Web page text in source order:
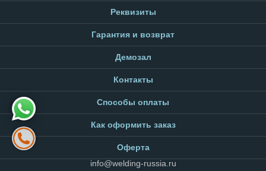
Реквизиты
Гарантия и возврат
Демозал
Контакты
Способы оплаты
Как оформить заказ
Оферта
info@welding-russia.ru